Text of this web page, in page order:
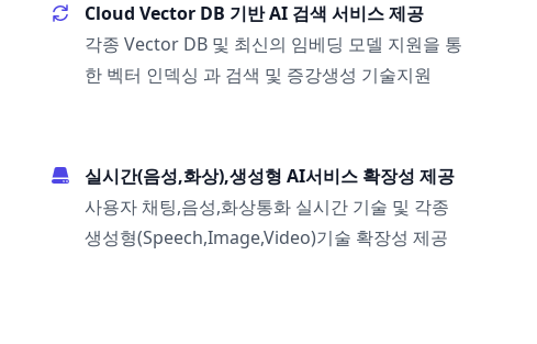
Cloud Vector DB 기반 AI 검색 서비스 제공
각종 Vector DB 및 최신의 임베딩 모델 지원을 통
한 벡터 인덱싱 과 검색 및 증강생성 기술지원
실시간(음성,화상),생성형 AI서비스 확장성 제공
사용자 채팅,음성,화상통화 실시간 기술 및 각종
생성형(Speech,Image,Video)기술 확장성 제공